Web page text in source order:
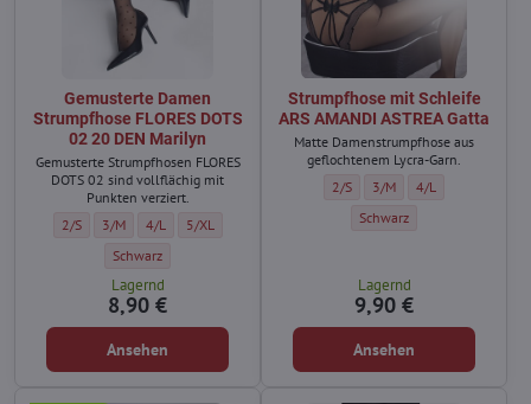
Gemusterte Damen
Strumpfhose FLORES DOTS
02 20 DEN Marilyn
Gemusterte Strumpfhosen FLORES
DOTS 02 sind vollflächig mit
Punkten verziert.
Gemusterte Damen Strumpfhose FLORES DOTS 02 20 DEN Marilyn - Größe:
2/S Gemusterte Damen Strumpfhose FLORES DOTS 02 20 DEN Marilyn -
3/M Gemusterte Damen Strumpfhose FLORES DOTS 02 20 DEN
4/L Gemusterte Damen Strumpfhose FLORES DOTS 02 20
5/XL
Gemusterte Damen Strumpfhose FLORES DOTS 02 20 DEN Marilyn -
Schwarz
Lagernd
8,90 €
Ansehen
Strumpfhose mit Schleife
ARS AMANDI ASTREA Gatta
Matte Damenstrumpfhose aus
geflochtenem Lycra-Garn.
Strumpfhose mit Schleife ARS
2/S Strumpfhose mit Schleife
3/M Strumpfhose mit
4/L
Strumpfhose mit Schleife
Schwarz
Lagernd
9,90 €
Ansehen